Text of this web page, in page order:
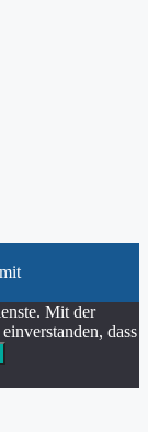
Mit der
dass